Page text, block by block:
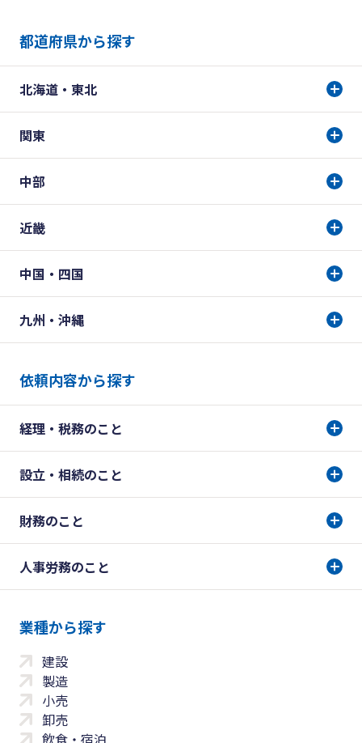
都道府県から探す
北海道・東北
関東
中部
近畿
中国・四国
九州・沖縄
依頼内容から探す
経理・税務のこと
設立・相続のこと
財務のこと
人事労務のこと
業種から探す
建設
製造
小売
卸売